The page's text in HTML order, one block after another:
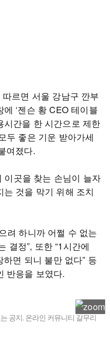
르면 서울 강남구 깐부
‘젠슨 황 CEO 테이블
간을 한 시간으로 제한
두 좋은 기운 받아가세
여졌다.
이곳을 찾는 손님이 늘자
것을 막기 위해 조치
려 하니까 어쩔 수 없는
결정”, 또한 “1시간에
면 되니 불만 없다” 등
반응을 보였다.
공지. 온라인 커뮤니티 갈무리